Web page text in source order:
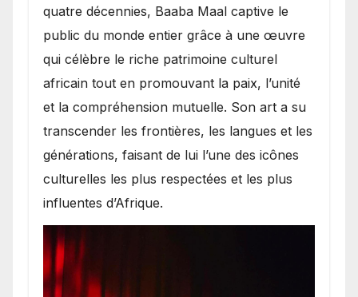
quatre décennies, Baaba Maal captive le
public du monde entier grâce à une œuvre
qui célèbre le riche patrimoine culturel
africain tout en promouvant la paix, l’unité
et la compréhension mutuelle. Son art a su
transcender les frontières, les langues et les
générations, faisant de lui l’une des icônes
culturelles les plus respectées et les plus
influentes d’Afrique.